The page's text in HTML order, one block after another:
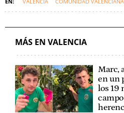
MÁS EN VALENCIA
Marc,
en un
los 19